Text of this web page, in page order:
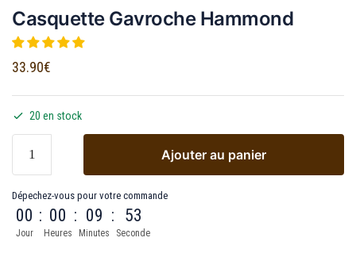
Casquette Gavroche Hammond
33.90€
20 en stock
Ajouter au panier
Dépechez-vous pour votre commande
00
Jour
: 00
Heures
: 09
Minutes
: 53
Seconde